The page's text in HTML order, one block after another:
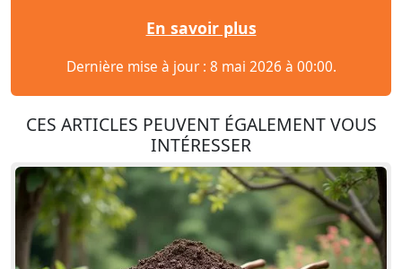
En savoir plus
Dernière mise à jour : 8 mai 2026 à 00:00.
CES ARTICLES PEUVENT ÉGALEMENT VOUS
INTÉRESSER